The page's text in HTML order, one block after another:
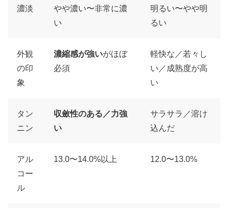
濃淡
やや濃い〜非常に濃
い
明るい〜やや明
るい
外観
の印
象
濃縮感が強いがほぼ
必須
軽快な／若々し
い／成熟度が高
い
タン
ニン
収斂性のある／力強
い
サラサラ／溶け
込んだ
アル
コー
ル
13.0〜14.0%以上 12.0〜13.0%